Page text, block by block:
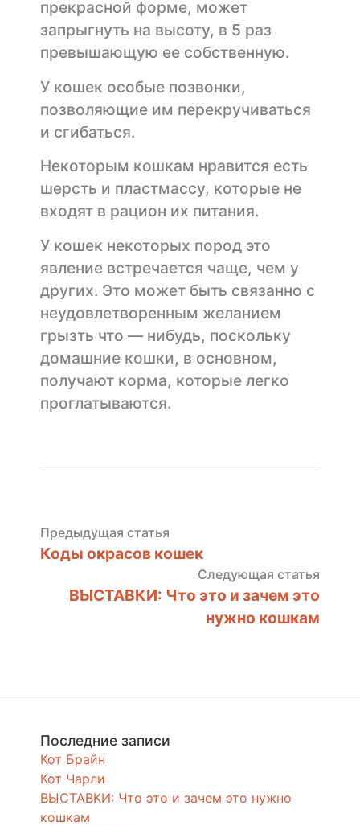
прекрасной форме, может
запрыгнуть на высоту, в 5 раз
превышающую ее собственную.
У кошек особые позвонки,
позволяющие им перекручиваться
и сгибаться.
Некоторым кошкам нравится есть
шерсть и пластмассу, которые не
входят в рацион их питания.
У кошек некоторых пород это
явление встречается чаще, чем у
других. Это может быть связанно с
неудовлетворенным желанием
грызть что — нибудь, поскольку
домашние кошки, в основном,
получают корма, которые легко
проглатываются.
Навигация
записям
Предыдущая статья
статья:
Коды окрасов кошек
Следующая статья
ВЫСТАВКИ: Что это и зачем это
нужно кошкам
Последние записи
Кот Брайн
Кот Чарли
ВЫСТАВКИ: Что это и зачем это нужно
кошкам